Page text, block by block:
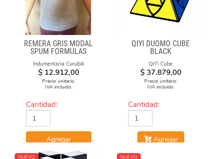
REMERA GRIS MODAL
SPUM FORMULAS
Indumentaria Curubik
$ 12.912,00
Precio unitario.
IVA incluido.
Cantidad:
Agregar
QIYI DUOMO CUBE
BLACK
QiYi Cube
$ 37.879,00
Precio unitario.
IVA incluido.
Cantidad:
Agregar
NUEVO NUEVO